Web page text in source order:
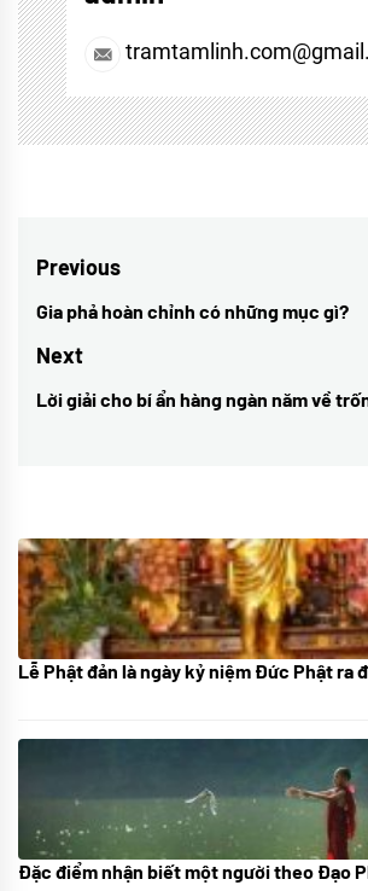
Điều
hướng
bài
viết
Previous
Previous
post:
Gia phả hoàn chỉnh có những mục gì?
Next
Next
Lời giải cho bí ẩn hàng ngàn năm về
05/06/2024
Lễ Phật đản là ngày kỷ niệm Đức Phật ra
01/06/2024
Đặc điểm nhận biết một người theo Đạo